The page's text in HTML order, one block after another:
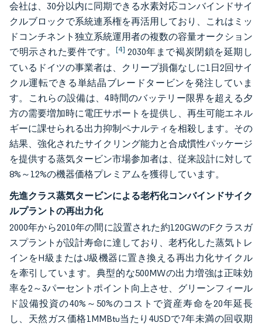
会社は、30分以内に同期できる水素対応コンバインドサイ
クルブロックで系統連系権を再活用しており、これはミッ
ドコンチネント独立系統運用者の複数の容量オークション
で明示された要件です。[4] 2030年まで褐炭閉鎖を延期し
ているドイツの事業者は、クリープ損傷なしに1日2回サイ
クル運転できる単結晶ブレードタービンを発注していま
す。これらの設備は、4時間のバッテリー限界を超える夕
方の需要増加時に電圧サポートを提供し、再生可能エネル
ギーに課せられる出力抑制ペナルティを相殺します。その
結果、強化されたサイクリング能力と合成慣性パッケージ
を提供する蒸気タービン市場参加者は、従来設計に対して
8%～12%の機器価格プレミアムを獲得しています。
先進クラス蒸気タービンによる老朽化コンバインドサイク
ルプラントの再出力化
2000年から2010年の間に設置された約120GWのFクラスガ
スプラントが設計寿命に達しており、老朽化した蒸気トレ
インをH級またはJ級機器に置き換える再出力化サイクル
を牽引しています。典型的な500MWの出力増強は正味効
率を2～3パーセントポイント向上させ、グリーンフィール
ド設備投資の40%～50%のコストで資産寿命を20年延長
し、天然ガス価格1MMBtu当たり4USDで7年未満の回収期